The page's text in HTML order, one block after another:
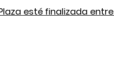
esté finalizada entre